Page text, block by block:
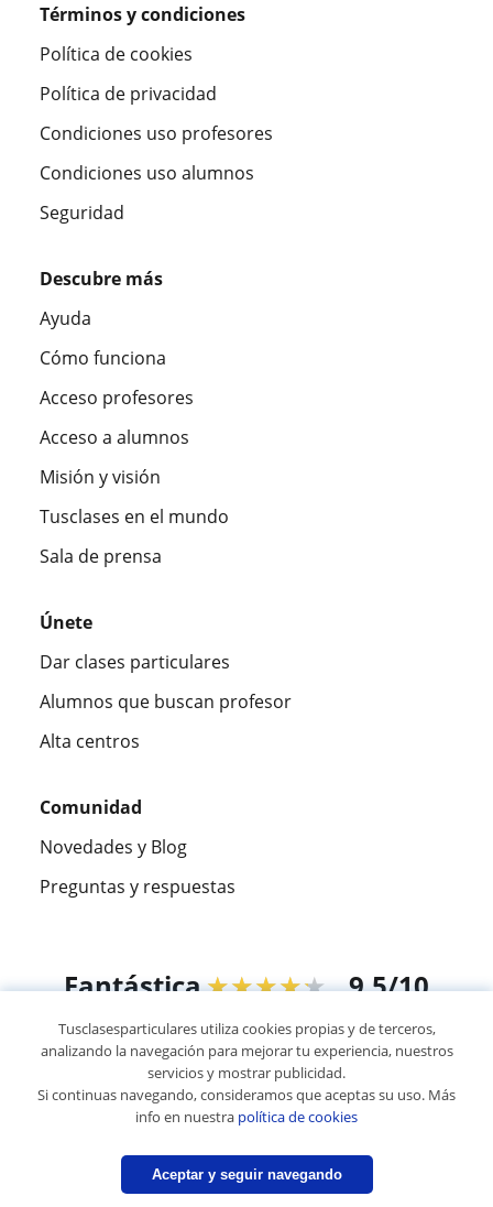
Términos y condiciones
Política de cookies
Política de privacidad
Condiciones uso profesores
Condiciones uso alumnos
Seguridad
Descubre más
Ayuda
Cómo funciona
Acceso profesores
Acceso a alumnos
Misión y visión
Tusclases en el mundo
Sala de prensa
Únete
Dar clases particulares
Alumnos que buscan profesor
Alta centros
Comunidad
Novedades y Blog
Preguntas y respuestas
Fantástica★★★★★ 9,5/10
305826opiniones de alumnos
© 2007 - 2026 Tus clases particulares
Mapa web:Profesores particulares
Tusclasesparticulares utiliza cookies propias y de terceros,
analizando la navegación para mejorar tu experiencia, nuestros
servicios y mostrar publicidad.
Si continuas navegando, consideramos que aceptas su uso. Más
info en nuestra política de cookies
Aceptar y seguir navegando